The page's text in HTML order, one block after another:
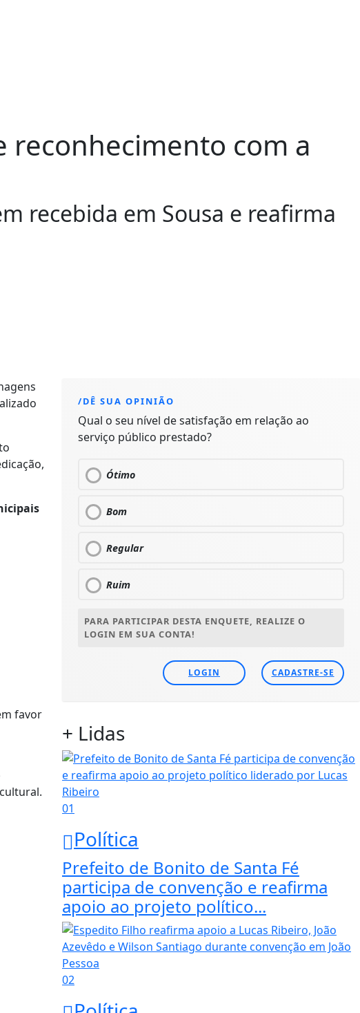
reconhecimento com a
recebida em Sousa e reafirma
favor
/DÊ SUA OPINIÃO
Qual o seu nível de satisfação em relação ao
serviço público prestado?
Ótimo
Bom
Regular
Ruim
PARA PARTICIPAR DESTA ENQUETE, REALIZE O
LOGIN EM SUA CONTA!
LOGIN CADASTRE-SE
+ Lidas
01
Política
Prefeito de Bonito de Santa Fé
participa de convenção e reafirma
apoio ao projeto político...
02